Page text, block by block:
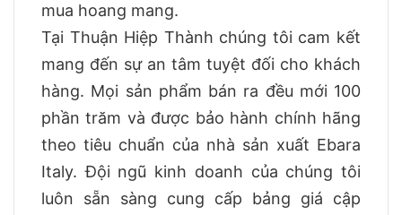
mua hoang mang.
Tại Thuận Hiệp Thành chúng tôi cam kết
mang đến sự an tâm tuyệt đối cho khách
hàng. Mọi sản phẩm bán ra đều mới 100
phần trăm và được bảo hành chính hãng
theo tiêu chuẩn của nhà sản xuất Ebara
Italy. Đội ngũ kinh doanh của chúng tôi
luôn sẵn sàng cung cấp bảng giá cập